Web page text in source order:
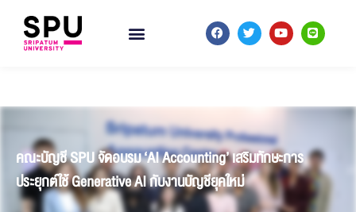
คณะบัญชี SPU จัดอบรม ‘AI Accounting’ เสริมทักษะการ
ประยุกต์ใช้ Generative AI กับงานบัญชียุคใหม่